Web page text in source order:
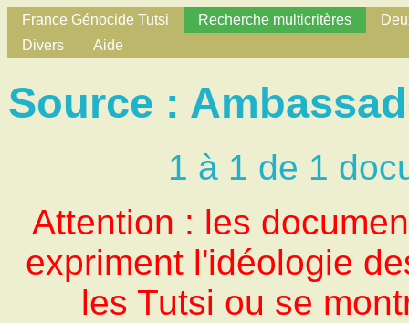
France Génocide Tutsi Recherche multicritères
Divers
Aide
Source :
1 à 1 de 1
Attention : les
expriment l'idéologie
les Tutsi ou se